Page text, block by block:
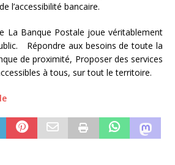
l’accessibilité bancaire.
La Banque Postale joue véritablement
Répondre aux besoins de toute la
de proximité, Proposer des services
à tous, sur tout le territoire.